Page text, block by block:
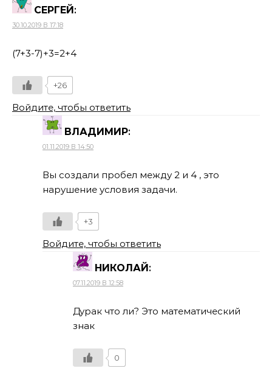
СЕРГЕЙ:
30.10.2019 В 17:18
(7+3-7)+3=2+4
+26
Войдите, чтобы ответить
ВЛАДИМИР:
01.11.2019 В 14:50
Вы создали пробел между 2 и 4 , это
нарушение условия задачи.
+3
Войдите, чтобы ответить
НИКОЛАЙ:
07.11.2019 В 12:58
Дурак что ли? Это математический
знак
0